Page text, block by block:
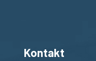
Kontakt